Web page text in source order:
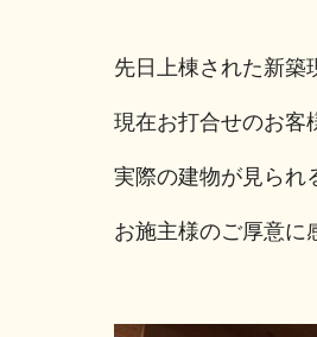
先日上棟された新築
現在お打合せのお客
実際の建物が見られ
お施主様のご厚意に